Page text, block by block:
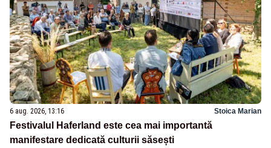
6 aug. 2026, 13:16 Stoica Marian
Festivalul Haferland este cea mai importantă
manifestare dedicată culturii săsești